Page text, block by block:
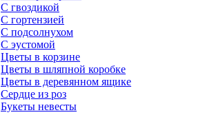
С гвоздикой
С гортензией
С подсолнухом
С эустомой
Цветы в корзине
Цветы в шляпной коробке
Цветы в деревянном ящике
Сердце из роз
Букеты невесты